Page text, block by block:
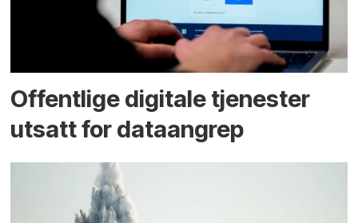
Offentlige digitale tjenester
utsatt for dataangrep